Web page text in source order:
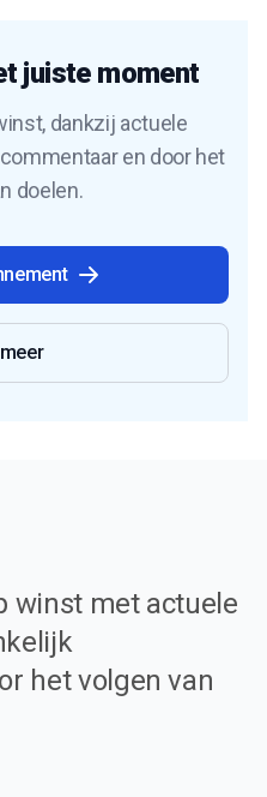
juiste moment
dankzij actuele
en door het
doelen.
winst met actuele
het volgen van